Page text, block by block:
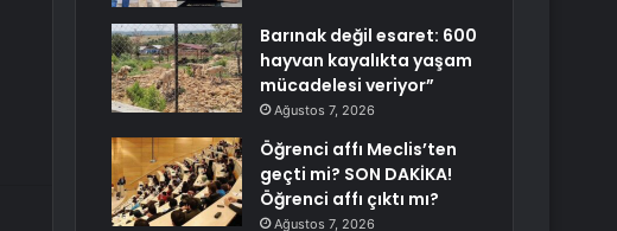
Barınak değil esaret: 600
hayvan kayalıkta yaşam
mücadelesi veriyor”
Ağustos 7, 2026
Öğrenci affı Meclis’ten
geçti mi? SON DAKİKA!
Öğrenci affı çıktı mı?
Ağustos 7, 2026